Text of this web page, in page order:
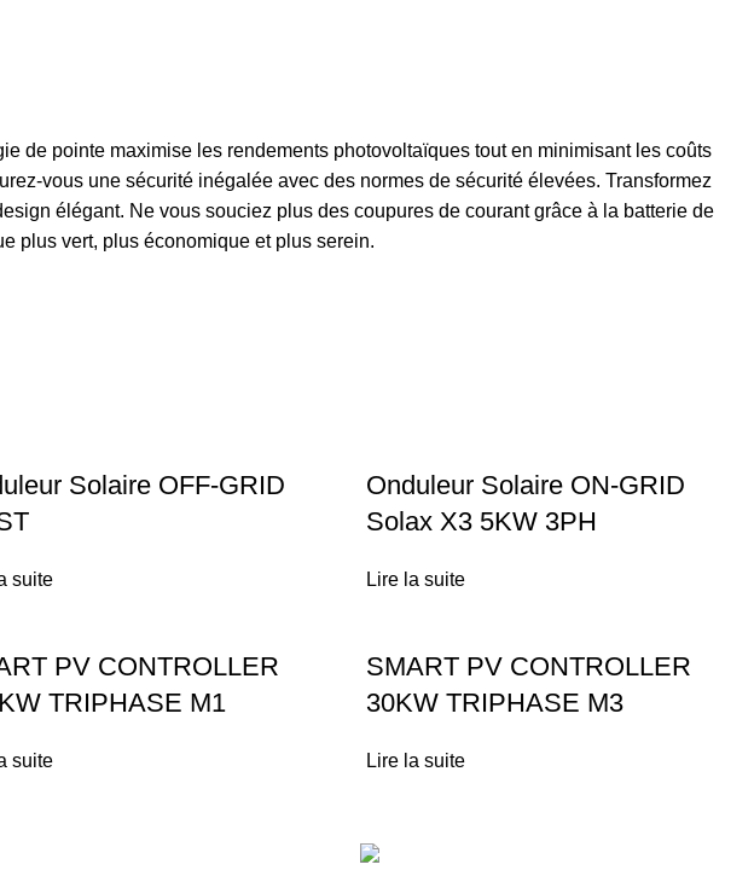
de pointe maximise les rendements photovoltaïques tout en minimisant les coûts
vous une sécurité inégalée avec des normes de sécurité élevées. Transformez
élégant. Ne vous souciez plus des coupures de courant grâce à la batterie de
plus vert, plus économique et plus serein.
Solaire OFF-GRID
suite
Onduleur Solaire ON-GRID
Solax X3 5KW 3PH
Lire la suite
PV CONTROLLER
TRIPHASE M1
suite
SMART PV CONTROLLER
30KW TRIPHASE M3
Lire la suite